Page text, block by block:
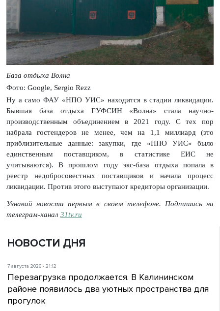
База отдыха Волна
Фото: Google, Sergio Rezz
Ну а само ФАУ «НПО УИС» находится в стадии ликвидации.
Бывшая база отдыха ГУФСИН «Волна» стала научно-
производственным объединением в 2021 году. С тех пор
набрала гостендеров не менее, чем на 1,1 миллиард (это
приблизительные данные: закупки, где «НПО УИС» было
единственным поставщиком, в статистике ЕИС не
учитываются). В прошлом году экс-база отдыха попала в
реестр недобросовестных поставщиков и начала процесс
ликвидации. Против этого выступают кредиторы организации.
Узнавай новости первым в своем телефоне. Подпишись на
телеграм-канал 31tv.ru
НОВОСТИ ДНЯ
7 августа 2026 - 21:12
Перезагрузка продолжается. В Калининском
районе появилось два уютных пространства для
прогулок